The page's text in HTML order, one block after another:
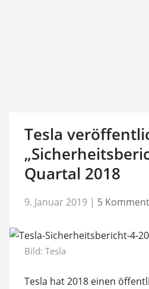
Tesla
Quartal 2018
9. Januar 2019 | 5
Bild: Tesla
Tesla hat 2018 einen